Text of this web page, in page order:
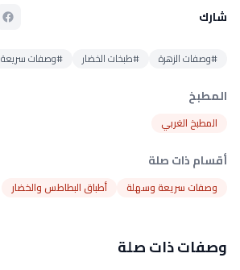
شارك
#وصفات الزهرة #طبخات الخضار #وصفات سريعة
المطبخ
المطبخ الغربي
أقسام ذات صلة
وصفات سريعة وسهلة أطباق البطاطس والخضار
وصفات ذات صلة